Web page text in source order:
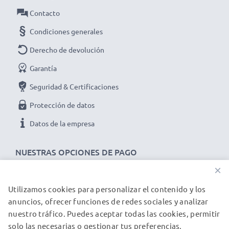
✔ Prolonga la vida útil de tu dispositivo - Máxima
Datos técnicos del battery pack de repuesto BN-
V408U V416U V428U BN-V438U para tu
dispositivo JVC GR-DVL100, GR-DV3000, GR-
DV500:
Capacidad: 3300mAh
Voltaje: 7.2V - 7.4V
Dimensiones: 54.95 x 55.34 x 37.58mm
★ 3 años de garantía ★
Somos un distribuidor internacional especializado en
productos de alta calidad. ¡Por esa razón ofrecemos 3
NUESTRAS OPCIONES DE PAGO
Contacto
Condiciones generales
Derecho de devolución
Garantía
Seguridad & Certificaciones
Protección de datos
Datos de la empresa
NUESTROS PARTNERS DE ENVÍO
×
Utilizamos cookies para personalizar el contenido y los
anuncios, ofrecer funciones de redes sociales y analizar
nuestro tráfico. Puedes aceptar todas las cookies, permitir
solo las necesarias o gestionar tus preferencias.